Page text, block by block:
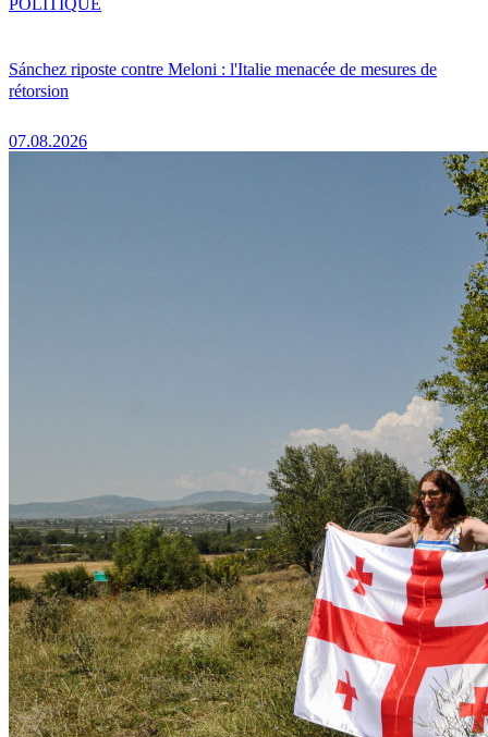
Sánchez riposte contre Meloni : l'Italie menacée de mesures de
rétorsion
07.08.2026